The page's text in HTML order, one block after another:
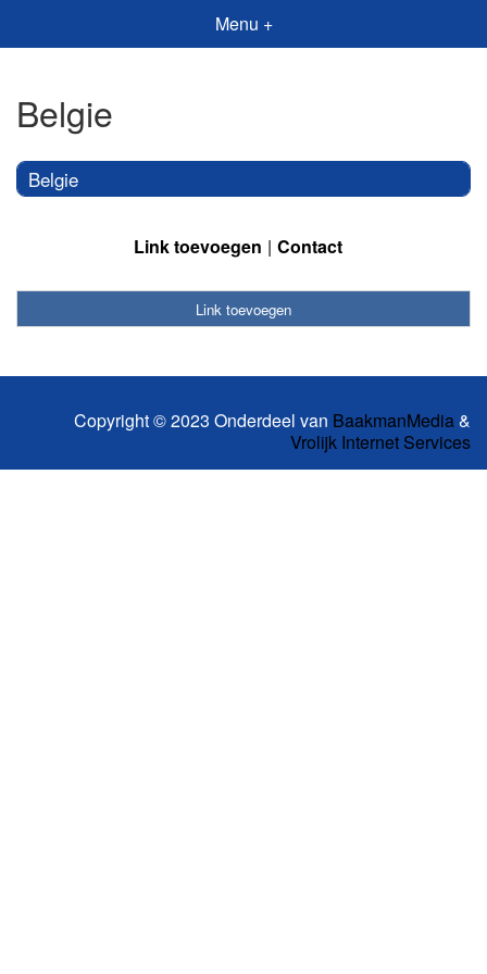
Menu +
Belgie
Belgie
Link toevoegen Contact
Link toevoegen
Copyright © 2023 Onderdeel van BaakmanMedia&
Vrolijk Internet Services